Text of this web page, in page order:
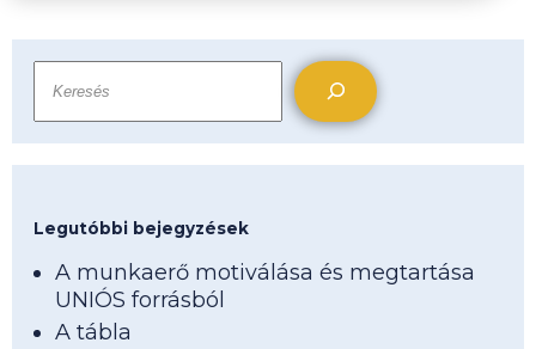
Legutóbbi bejegyzések
A munkaerő motiválása és megtartása
UNIÓS forrásból
A tábla